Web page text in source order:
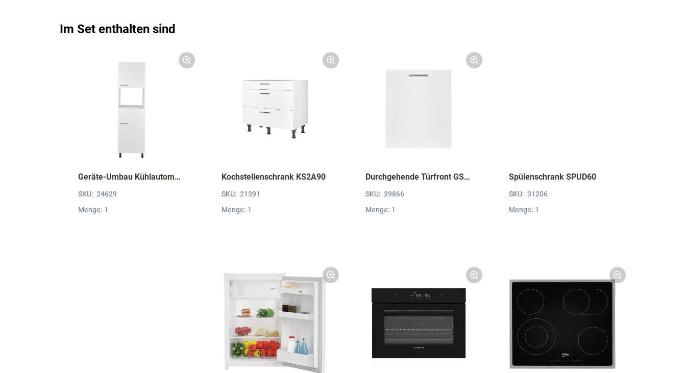
Im Set enthalten sind
Geräte-Umbau Kühlautomat und Mikrowelle / Dampfgarer / Kompaktgerät G88MDK-1
SKU: 24629
Menge: 1
Kochstellenschrank KS2A90
SKU: 21391
Menge: 1
Durchgehende Türfront GSBD60-I
SKU: 39866
Menge: 1
Spülenschrank SPUD60
SKU: 31206
Menge: 1